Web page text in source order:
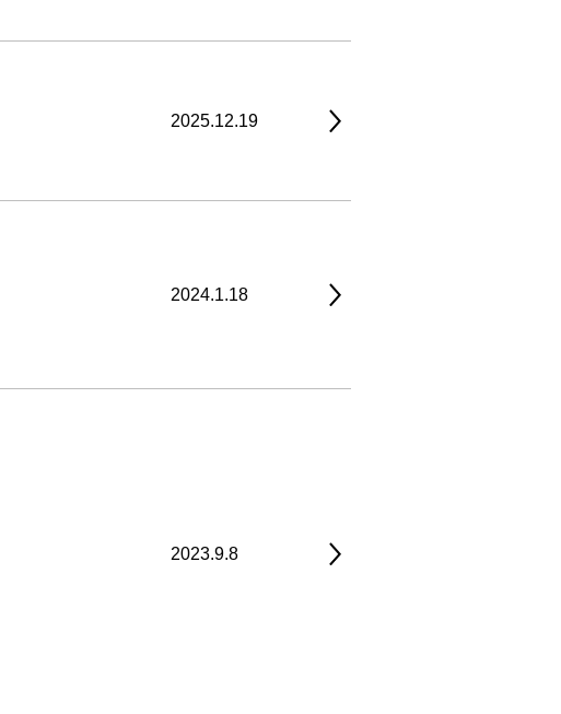
2025.12.19
2024.1.18
2023.9.8